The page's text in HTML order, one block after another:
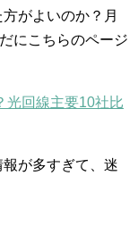
がよいのか？月
にこちらのページ
光回線主要10社比
が多すぎて、迷